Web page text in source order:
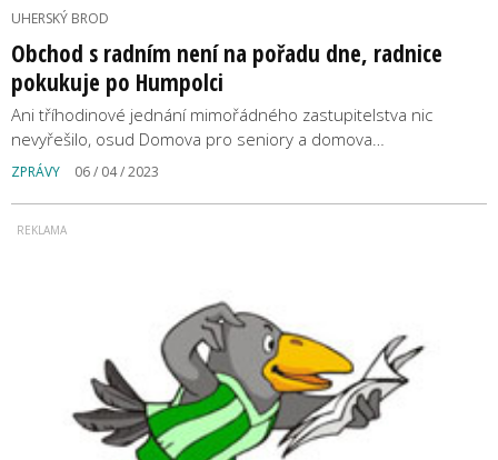
UHERSKÝ BROD
Obchod s radním není na pořadu dne, radnice
pokukuje po Humpolci
Ani tříhodinové jednání mimořádného zastupitelstva nic
nevyřešilo, osud Domova pro seniory a domova…
ZPRÁVY 06 / 04 / 2023